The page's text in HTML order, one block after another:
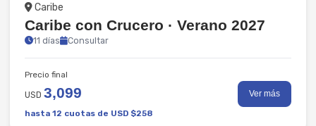
Caribe
Caribe con Crucero · Verano 2027
11 días Consultar
Precio final
USD 3,099
hasta 12 cuotas de USD $258
Ver más